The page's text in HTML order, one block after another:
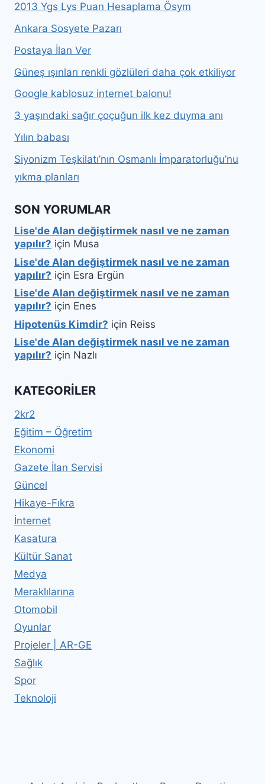
2013 Ygs Lys Puan Hesaplama Ösym
Ankara Sosyete Pazarı
Postaya İlan Ver
Güneş ışınları renkli gözlüleri daha çok etkiliyor
Google kablosuz internet balonu!
3 yaşındaki sağır çoçuğun ilk kez duyma anı
Yılın babası
Siyonizm Teşkilatı’nın Osmanlı İmparatorluğu’nu
yıkma planları
SON YORUMLAR
Lise'de Alan değiştirmek nasıl ve ne zaman
yapılır? için Musa
Lise'de Alan değiştirmek nasıl ve ne zaman
yapılır? için Esra Ergün
Lise'de Alan değiştirmek nasıl ve ne zaman
yapılır? için Enes
Hipotenüs Kimdir? için Reiss
Lise'de Alan değiştirmek nasıl ve ne zaman
yapılır? için Nazlı
KATEGORILER
2kr2
Eğitim – Öğretim
Ekonomi
Gazete İlan Servisi
Güncel
Hikaye-Fıkra
İnternet
Kasatura
Kültür Sanat
Medya
Meraklılarına
Otomobil
Oyunlar
Projeler | AR-GE
Sağlık
Spor
Teknoloji